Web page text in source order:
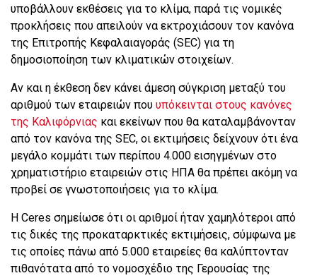
υποβάλλουν εκθέσεις για το κλίμα, παρά τις νομικές
προκλήσεις που απειλούν να εκτροχιάσουν τον κανόνα
της Επιτροπής Κεφαλαιαγοράς (SEC) για τη
δημοσιοποίηση των κλιματικών στοιχείων.
Αν και η έκθεση δεν κάνει άμεση σύγκριση μεταξύ του
αριθμού των εταιρειών που υπόκεινται στους κανόνες
της Καλιφόρνιας και εκείνων που θα καταλαμβάνονταν
από τον κανόνα της SEC, οι εκτιμήσεις δείχνουν ότι ένα
μεγάλο κομμάτι των περίπου 4.000 εισηγμένων στο
χρηματιστήριο εταιρειών στις ΗΠΑ θα πρέπει ακόμη να
προβεί σε γνωστοποιήσεις για το κλίμα.
Η Ceres σημείωσε ότι οι αριθμοί ήταν χαμηλότεροι από
τις δικές της προκαταρκτικές εκτιμήσεις, σύμφωνα με
τις οποίες πάνω από 5.000 εταιρείες θα καλύπτονταν
πιθανότατα από το νομοσχέδιο της Γερουσίας της